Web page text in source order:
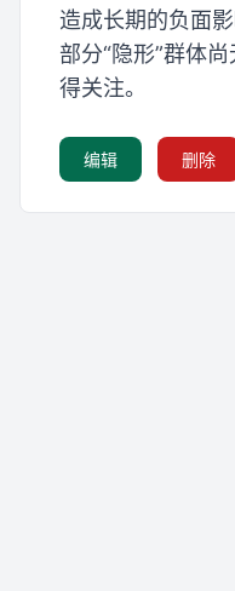
造成长期的负面
部分“隐形”群体
得关注。
编辑 删除